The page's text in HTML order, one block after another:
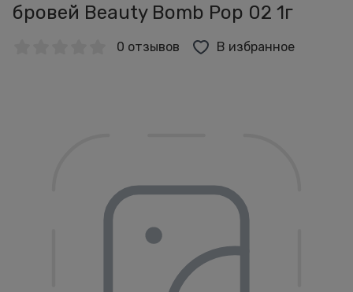
бровей Beauty Bomb Pop 02 1г
0 отзывов В избранное